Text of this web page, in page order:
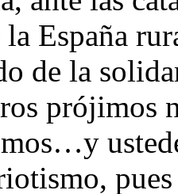
la España
de la
prójimos